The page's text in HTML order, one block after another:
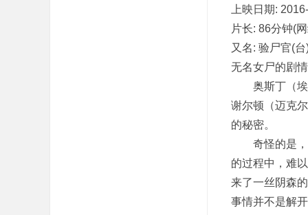
上映日期:
片长: 86分钟(
又名: 验尸官(
无名女尸的剧情
奥斯丁（埃米
谢尔顿（迈克
的秘密。
奇怪的是，这
的过程中，难
来了一丝阴森
事情并不是解